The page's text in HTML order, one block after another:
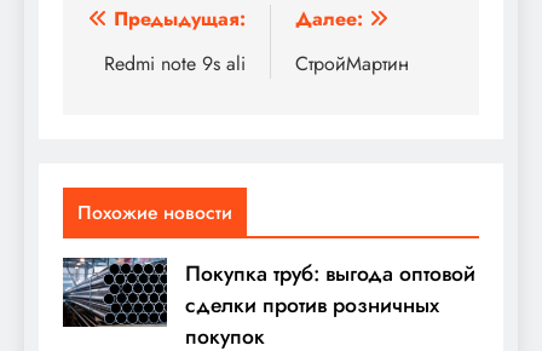
Навигация
по
Предыдущая:
Redmi note 9s ali
Далее:
СтройМартин
Похожие новости
Покупка труб: выгода оптовой
сделки против розничных
покупок